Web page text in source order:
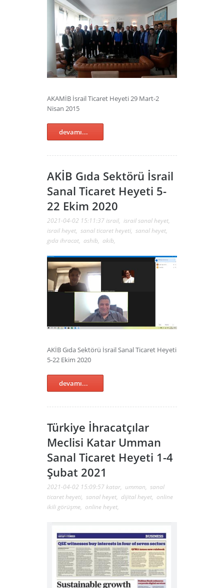
AKAMİB İsrail Ticaret Heyeti 29 Mart-2
Nisan 2015
devamı...
AKİB Gıda Sektörü İsrail
Sanal Ticaret Heyeti 5-
22 Ekim 2020
2021-04-02 15:11:37israil, israil sanal heyet,
israil heyet, sanal ticaret heyeti, sanal heyet,
gıda ihracat, ashib, akib,
AKİB Gıda Sektörü İsrail Sanal Ticaret Heyeti
5-22 Ekim 2020
devamı...
Türkiye İhracatçılar
Meclisi Katar Umman
Sanal Ticaret Heyeti 1-4
Şubat 2021
2021-04-02 15:09:57katar, umman, sanal
ticaret heyeti, sanal heyet, dijital heyet, online
ikili görüşme, online heyet,